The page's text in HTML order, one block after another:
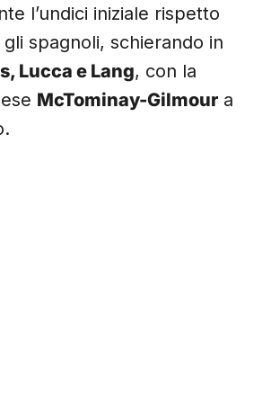
l’undici iniziale rispetto
spagnoli, schierando in
Lucca e Lang, con la
McTominay-Gilmour a